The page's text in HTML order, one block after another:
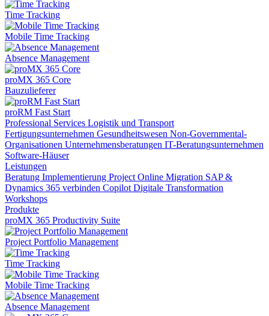
Time Tracking
Mobile Time Tracking
Absence Management
proMX 365 Core
Bauzulieferer
proRM Fast Start
Professional Services Logistik und Transport
Fertigungsunternehmen Gesundheitswesen Non-Governmental-
Organisationen Unternehmensberatungen IT-Beratungsunternehmen
Software-Häuser
Leistungen
Beratung Implementierung Project Online Migration SAP &
Dynamics 365 verbinden Copilot Digitale Transformation
Workshops
Produkte
proMX 365 Productivity Suite
Project Portfolio Management
Time Tracking
Mobile Time Tracking
Absence Management